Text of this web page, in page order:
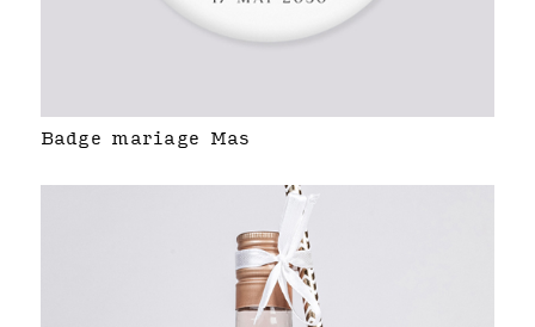
Badge mariage Mas